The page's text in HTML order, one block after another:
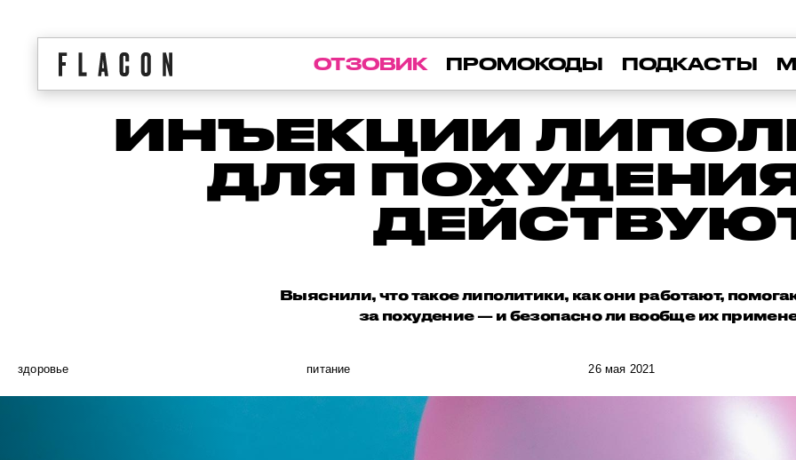
ОТЗОВИК ПРОМОКОДЫ ПОДКАСТЫ
ИНЪЕКЦИИ
ДЛЯ
Выяснили, что такое липолитики, как они работают,
за похудение — и безопасно ли вообще их
здоровье питание 26 мая 2021